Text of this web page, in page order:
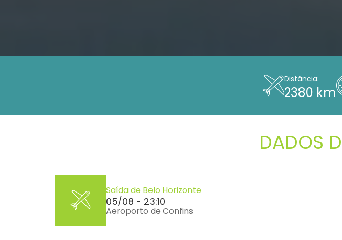
Distância:
2380 km
DADOS
Saída de Belo Horizonte
05/08 - 23:10
Aeroporto de Confins